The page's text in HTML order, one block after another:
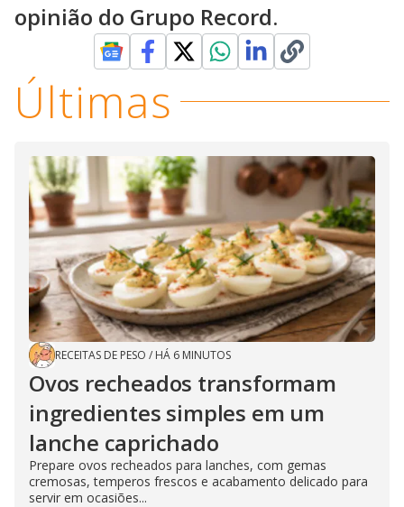
opinião do Grupo Record.
Últimas
RECEITAS DE PESO / HÁ 6 MINUTOS
Ovos recheados transformam
ingredientes simples em um
lanche caprichado
Prepare ovos recheados para lanches, com gemas
cremosas, temperos frescos e acabamento delicado para
servir em ocasiões...